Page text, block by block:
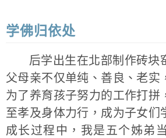
学佛归依处
后学出生在北部制作砖块
父母亲不仅单纯、善良、老实
为了养育孩子努力的工作打拼
至孝及身体力行，成为子女们
成长过程中，我是五个姊弟